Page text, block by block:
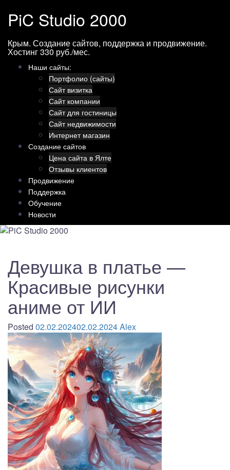
содержимому
PiC Studio 2000
Крым. Создание сайтов, поддержка и продвижение.
Хостинг 330 руб./мес.
Наши сайты:
Портфолио (сайты)
Сайт визитка
Сайт компании
Сайт для гостиницы
Сайт недвижимости
Интернет магазин
Создание сайтов
Цена сайта в Ялте
Отзывы клиентов
Продвижение
Поддержка
Обучение
Новости
Девушка в платье —
Красивые рисунки
аниме от ИИ
Posted 02.02.202402.02.2024Alex